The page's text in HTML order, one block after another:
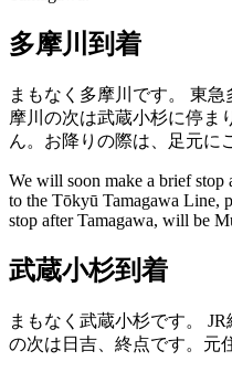
多摩川到着
まもなく多摩川です。 東急
摩川の次は武蔵小杉に停ま
ん。お降りの際は、足元に
We will soon make a brief stop
to the Tōkyū Tamagawa Line,
stop after Tamagawa, will be
武蔵小杉到着
まもなく武蔵小杉です。 JR
の次は日吉、終点です。元